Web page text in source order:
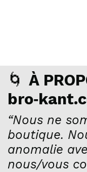
🌀 À
“Nous ne
boutique.
anomalie
nous/vous